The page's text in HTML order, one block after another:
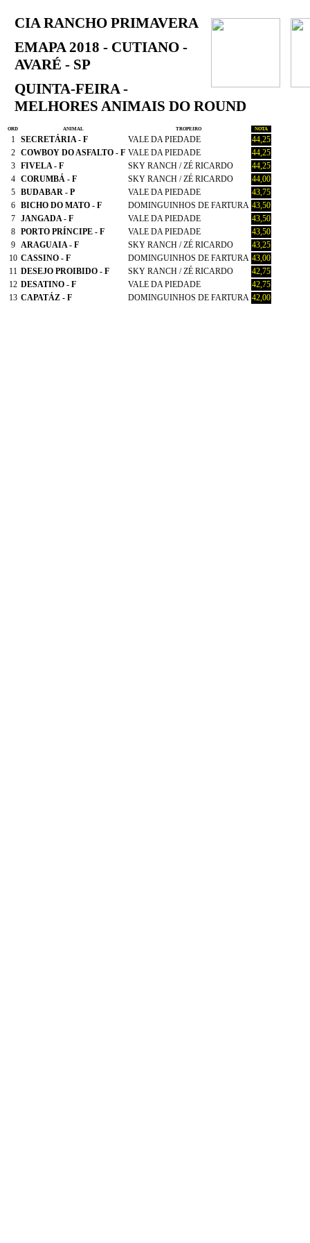
CIA RANCHO PRIMAVERA
EMAPA 2018 - CUTIANO -
AVARÉ - SP
QUINTA-FEIRA -
MELHORES ANIMAIS DO ROUND
ORD ANIMAL TROPEIRO NOTA
1 SECRETÁRIA - F VALE DA PIEDADE
44,25
2
COWBOY DO ASFALTO - F VALE DA PIEDADE
44,25
3
FIVELA - F SKY RANCH / ZÉ RICARDO
44,25
4
CORUMBÁ - F SKY RANCH / ZÉ RICARDO
44,00
5
BUDABAR - P VALE DA PIEDADE
43,75
6
BICHO DO MATO - F DOMINGUINHOS DE FARTURA 43,50
7
JANGADA - F VALE DA PIEDADE
43,50
8
PORTO PRÍNCIPE - F VALE DA PIEDADE
43,50
9
ARAGUAIA - F SKY RANCH / ZÉ RICARDO
43,25
10 CASSINO - F DOMINGUINHOS DE FARTURA 43,00
11 DESEJO PROIBIDO - F SKY RANCH / ZÉ RICARDO
42,75
12 DESATINO - F VALE DA PIEDADE
42,75
13 CAPATÁZ - F DOMINGUINHOS DE FARTURA 42,00